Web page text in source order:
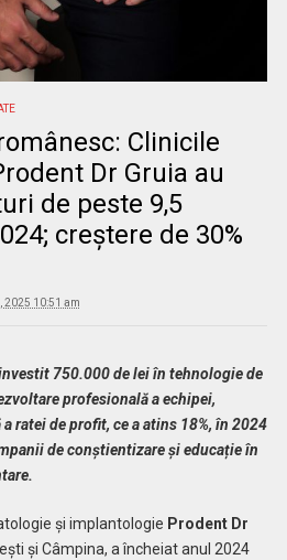
Clinicile
Dr Gruia au
de peste 9,5
creștere de 30%
2025 10:51 am
750.000 de lei în tehnologie de
profesională a echipei,
ratei de profit, ce a atins 18%, în 2024
de conștientizare și educație în
și implantologie Prodent Dr
și Câmpina, a încheiat anul 2024